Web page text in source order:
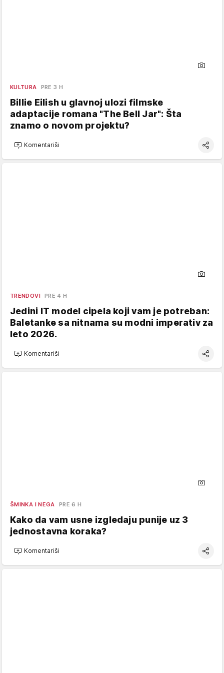
KULTURA PRE 3 H
Billie Eilish u glavnoj ulozi filmske
adaptacije romana "The Bell Jar": Šta
znamo o novom projektu?
Komentariši
TRENDOVI PRE 4 H
Jedini IT model cipela koji vam je potreban:
Baletanke sa nitnama su modni imperativ za
leto 2026.
Komentariši
ŠMINKA I NEGA PRE 6 H
Kako da vam usne izgledaju punije uz 3
jednostavna koraka?
Komentariši